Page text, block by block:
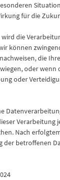
für die
die
können
die
oder wenn
oder
Verarbeitung
Nach
der betroffenen